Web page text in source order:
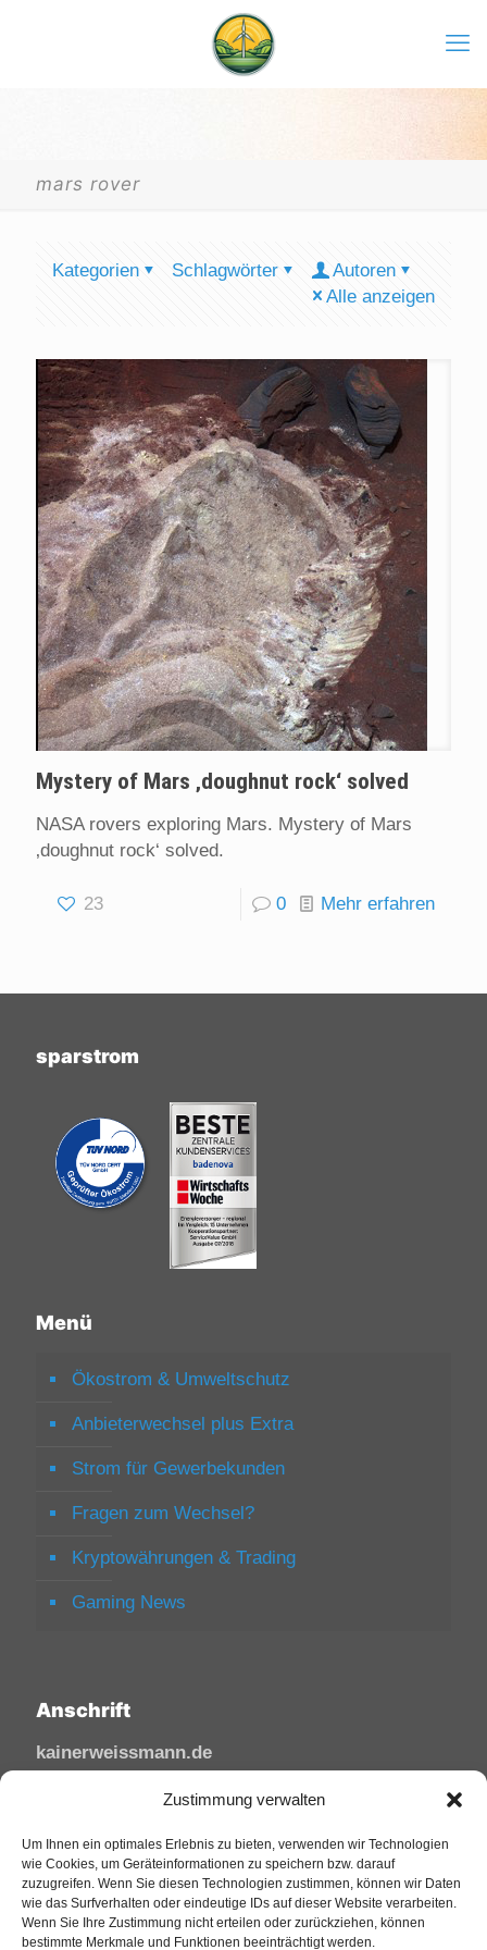
Zustimmung verwalten
Um Ihnen ein optimales Erlebnis zu bieten, verwenden wir Technologien
wie Cookies, um Geräteinformationen zu speichern bzw. darauf
zuzugreifen. Wenn Sie diesen Technologien zustimmen, können wir Daten
wie das Surfverhalten oder eindeutige IDs auf dieser Website verarbeiten.
Wenn Sie Ihre Zustimmung nicht erteilen oder zurückziehen, können
bestimmte Merkmale und Funktionen beeinträchtigt werden.
mars rover
Kategorien Schlagwörter
Autoren
Alle anzeigen
Mystery of Mars ‚doughnut rock‘ solved
NASA rovers exploring Mars. Mystery of Mars
‚doughnut rock‘ solved.
23 0 Mehr erfahren
sparstrom
Menü
Ökostrom & Umweltschutz
Anbieterwechsel plus Extra
Strom für Gewerbekunden
Fragen zum Wechsel?
Kryptowährungen & Trading
Gaming News
Anschrift
kainerweissmann.de
Linzhausenstraße
Deutschland
Tel: 02644/945 81 88
Mail: kai@sfw-media.de